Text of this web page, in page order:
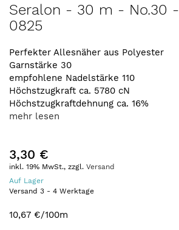
Anfang
der
springen
Seralon - 30 m - No.30 -
0825
Perfekter Allesnäher aus Polyester
Garnstärke 30
empfohlene Nadelstärke 110
Höchstzugkraft ca. 5780 cN
Höchstzugkraftdehnung ca. 16%
mehr lesen
3,30 €
inkl. 19% MwSt., zzgl. Versand
Auf Lager
Versand 3 - 4 Werktage
10,67 €/100m